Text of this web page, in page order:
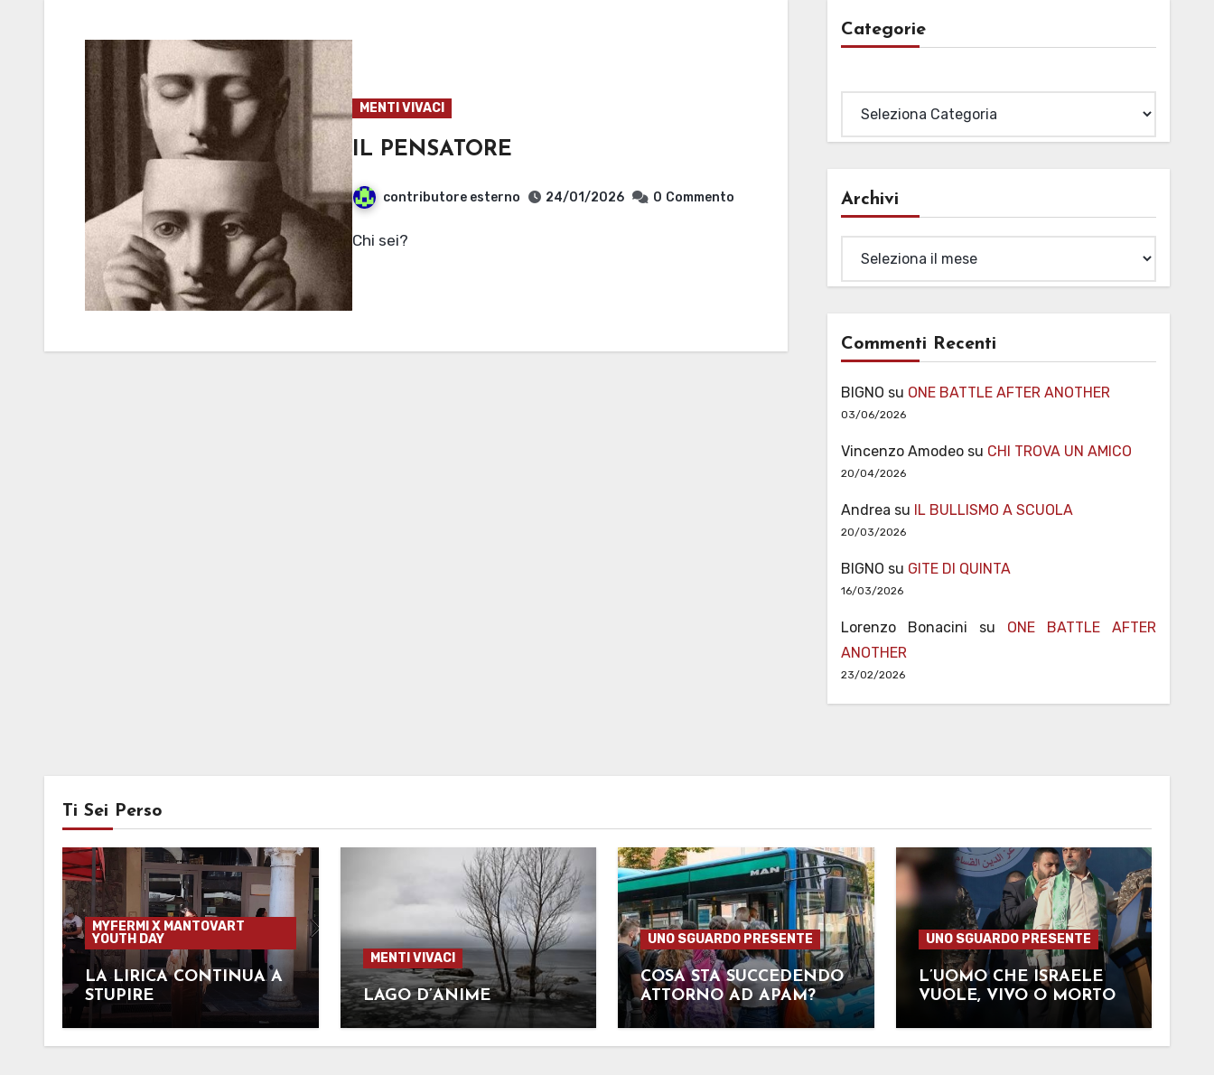
MENTI VIVACI
IL PENSATORE
contributore esterno 24/01/2026 0 Commento
Chi sei?
Categorie
Archivi
Commenti Recenti
BIGNO su ONE BATTLE AFTER ANOTHER
03/06/2026
Vincenzo Amodeosu CHI TROVA UN AMICO
20/04/2026
Andrea su IL BULLISMO A SCUOLA
20/03/2026
BIGNO su GITE DI QUINTA
16/03/2026
Lorenzo Bonacini su ONE BATTLE AFTER
ANOTHER
23/02/2026
Ti Sei Perso
MYFERMI X MANTOVART
YOUTH DAY
LA LIRICA CONTINUA A
STUPIRE
MENTI VIVACI
LAGO D’ANIME
UNO SGUARDO PRESENTE
COSA STA SUCCEDENDO
ATTORNO AD APAM?
UNO SGUARDO PRESENTE
L’UOMO CHE ISRAELE
VUOLE, VIVO O MORTO